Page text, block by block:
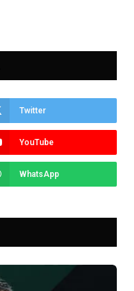
Twitter
YouTube
WhatsApp